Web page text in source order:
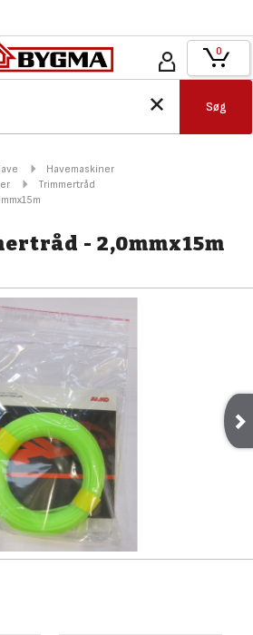
Søg
0
Havemaskiner
Trimmertråd
- 2,0mmx15m